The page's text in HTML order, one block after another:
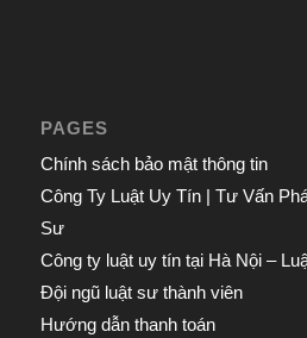
PAGES
Chính sách bảo mật thông tin
Công Ty Luật Uy Tín | Tư Vấn
Sư
Công ty luật uy tín tại Hà Nội –
Đội ngũ luật sư thành viên
Hướng dẫn thanh toán